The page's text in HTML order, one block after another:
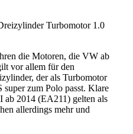
Turbomotor 1.0
die Motoren, die VW ab
vor allem für den
der als Turbomotor
super zum Polo passt. Klare
2014 (EA211) gelten als
allerdings mehr und